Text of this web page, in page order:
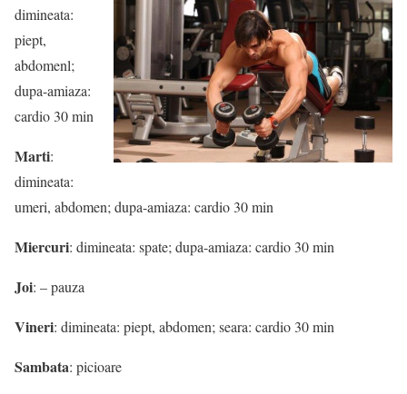
dimineata:
piept,
abdomenl;
dupa-amiaza:
cardio 30 min
Marti:
dimineata:
umeri, abdomen; dupa-amiaza: cardio 30 min
Miercuri: dimineata: spate; dupa-amiaza: cardio 30 min
Joi: – pauza
Vineri: dimineata: piept, abdomen; seara: cardio 30 min
Sambata: picioare